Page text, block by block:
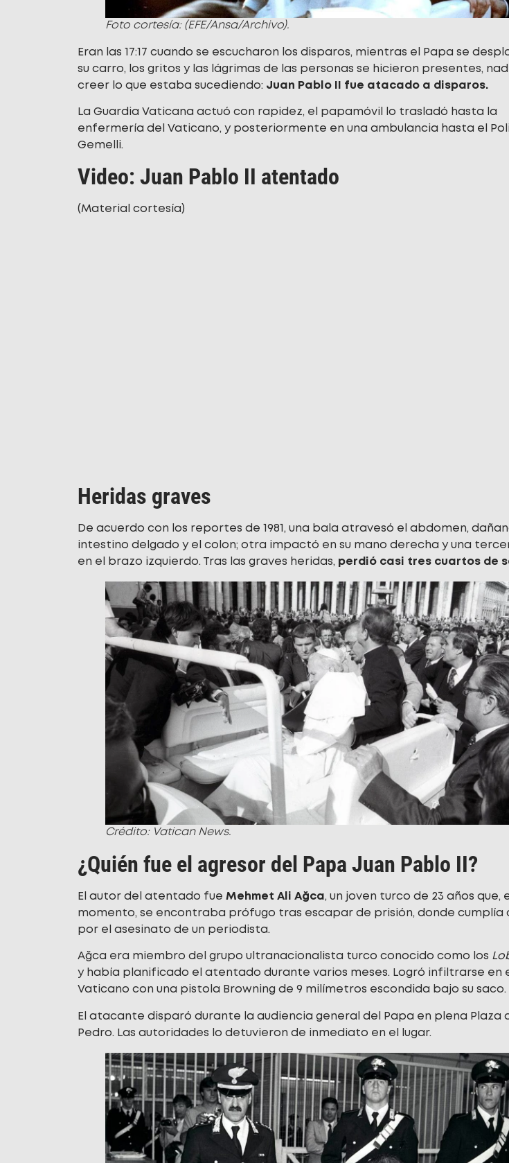
Foto cortesía: (EFE/Ansa/Archivo).
Eran las 17:17 cuando se escucharon los disparos, mientras el Papa se
su carro, los gritos y las lágrimas de las personas se hicieron presentes,
creer lo que estaba sucediendo: Juan Pablo II fue atacado a disparos.
La Guardia Vaticana actuó con rapidez, el papamóvil lo trasladó hasta la
enfermería del Vaticano, y posteriormente en una ambulancia hasta el
Gemelli.
Video: Juan Pablo II atentado
(Material cortesía)
Heridas graves
De acuerdo con los reportes de 1981, una bala atravesó el abdomen,
intestino delgado y el colon; otra impactó en su mano derecha y una
en el brazo izquierdo. Tras las graves heridas, perdió casi tres cuartos de
Crédito: Vatican News.
¿Quién fue el agresor del Papa Juan Pablo II?
El autor del atentado fue Mehmet Ali Ağca, un joven turco de 23 años que,
momento, se encontraba prófugo tras escapar de prisión, donde cumplía
por el asesinato de un periodista.
Ağca era miembro del grupo ultranacionalista turco conocido como los
y había planificado el atentado durante varios meses. Logró infiltrarse en
Vaticano con una pistola Browning de 9 milímetros escondida bajo su saco.
El atacante disparó durante la audiencia general del Papa en plena Plaza
Pedro. Las autoridades lo detuvieron de inmediato en el lugar.